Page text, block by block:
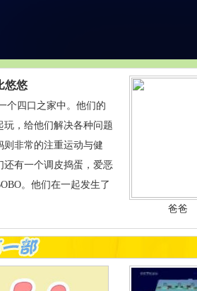
悠悠
四口之家中。他们的
，给他们解决各种问题
则非常的注重运动与健
还有一个调皮捣蛋，爱恶
。他们在一起发生了
爸爸